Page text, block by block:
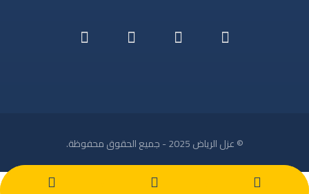
© عزل الرياض 2025 - جميع الحقوق محفوظة.